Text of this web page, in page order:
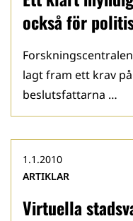
också för
lagt fram ett krav
beslutsfattarna …
Virtuella
1.1.2010
ARTIKLAR